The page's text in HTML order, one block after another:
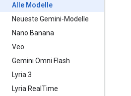
Alle Modelle
Neueste Gemini-Modelle
Nano Banana
Veo
Gemini Omni Flash
Lyria 3
Lyria Real Time